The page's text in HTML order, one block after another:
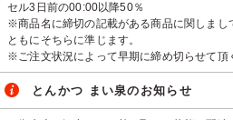
セル3日前の00:00以降50％
※商品名に締切の記載がある商品に関しまし
ともにそちらに準じます。
※ご注文状況によって早期に締め切らせて頂
とんかつ まい泉のお知らせ